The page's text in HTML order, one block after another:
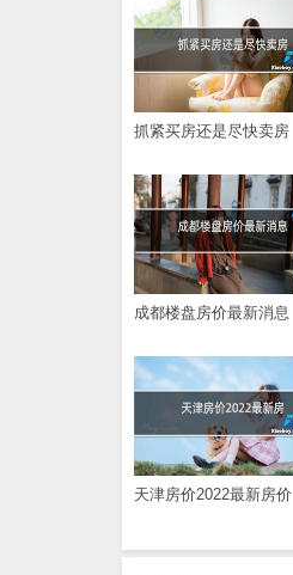
抓紧买房还是尽快卖房
成都楼盘房价最新消息
天津房价2022最新房价